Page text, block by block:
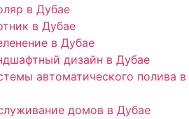
в Дубае
в Дубае
в Дубае
дизайн в Дубае
автоматического полива в
домов в Дубае